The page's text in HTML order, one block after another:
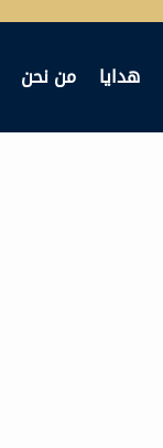
هدايا من نحن